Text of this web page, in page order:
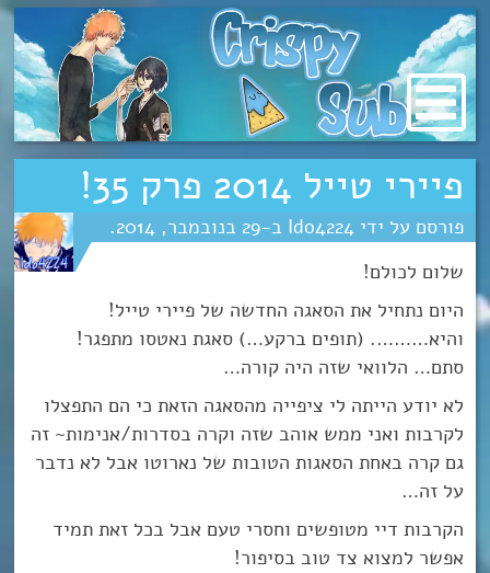
מעבר
לתוכן
פיירי טייל 2014 פרק 35!
Ido4224
29 נובמבר 2014
שלום לכולם!
היום נתחיל את הסאגה החדשה של פיירי טייל!
והיא………. (תופים ברקע…) סאגת נאטסו מתפגר!
סתם… הלוואי שזה היה קורה…
לא יודע הייתה לי ציפייה מהסאגה הזאת כי הם התפצלו
לקרבות ואני ממש אוהב שזה וקרה בסדרות/אנימות~ זה
גם קרה באחת הסאגות הטובות של נארוטו אבל לא נדבר
על זה…
הקרבות דיי מטופשים וחסרי טעם אבל בכל זאת תמיד
אפשר למצוא צד טוב בסיפור!